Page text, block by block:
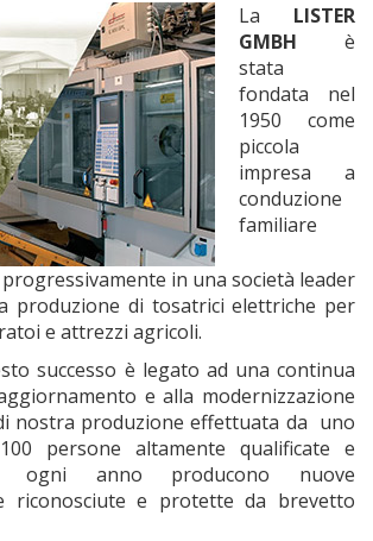
La LISTER
GMBH è
stata
fondata nel
1950 come
piccola
impresa a
conduzione
familiare
in una società leader
produzione di tosatrici elettriche per
e attrezzi agricoli.
successo è legato ad una continua
e alla modernizzazione
nostra produzione effettuata da uno
persone altamente qualificate e
ogni anno producono nuove
riconosciute e protette da brevetto